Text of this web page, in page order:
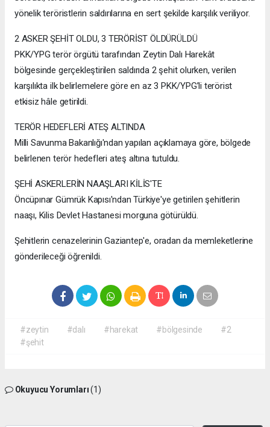
yönelik teröristlerin saldırılarına en sert şekilde karşılık veriliyor.
2 ASKER ŞEHİT OLDU, 3 TERÖRİST ÖLDÜRÜLDÜ
PKK/YPG terör örgütü tarafından Zeytin Dalı Harekât
bölgesinde gerçekleştirilen saldırıda 2 şehit olurken, verilen
karşılıkta ilk belirlemelere göre en az 3 PKK/YPG’li terörist
etkisiz hâle getirildi.
TERÖR HEDEFLERİ ATEŞ ALTINDA
Milli Savunma Bakanlığı'ndan yapılan açıklamaya göre, bölgede
belirlenen terör hedefleri ateş altına tutuldu.
ŞEHİ ASKERLERİN NAAŞLARI KİLİS'TE
Öncüpınar Gümrük Kapısı'ndan Türkiye'ye getirilen şehitlerin
naaşı, Kilis Devlet Hastanesi morguna götürüldü.
Şehitlerin cenazelerinin Gaziantep'e, oradan da memleketlerine
gönderileceği öğrenildi.
#zeytin #dalı #harekat #bölgesinde
#2
#şehit
Okuyucu Yorumları(1)